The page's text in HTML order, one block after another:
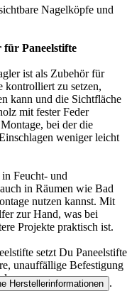
Nagelköpfe und
Paneelstifte
ist als Zubehör für
kontrolliert zu setzen,
kann und die Sichtfläche
mit fester Feder
bei der die
weniger leicht
Feucht- und
in Räumen wie Bad
nutzen kannst. Mit
zur Hand, was bei
Projekte praktisch ist.
setzt Du Paneelstifte
unauffällige Befestigung
Herstellerinformationen .